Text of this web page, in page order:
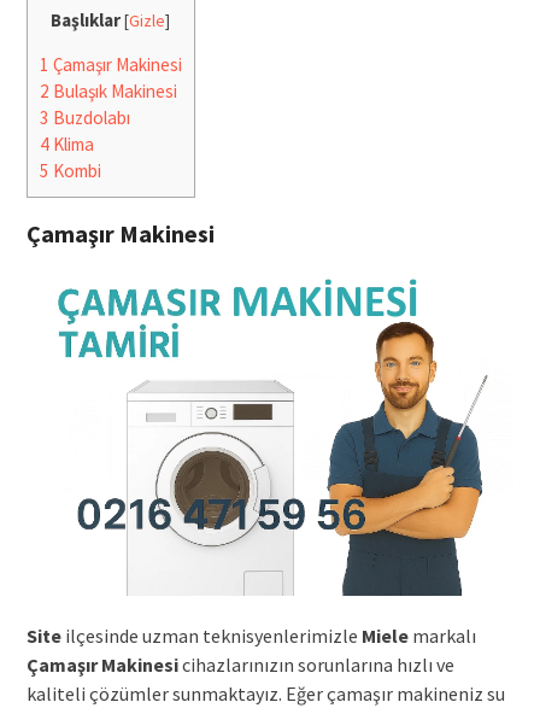
Başlıklar[Gizle]
1 Çamaşır Makinesi
2 Bulaşık Makinesi
3 Buzdolabı
4Klima
5 Kombi
Çamaşır Makinesi
Siteilçesinde uzman teknisyenlerimizle Mielemarkalı
Çamaşır Makinesicihazlarınızın sorunlarına hızlı ve
kaliteli çözümler sunmaktayız. Eğer çamaşır makineniz su